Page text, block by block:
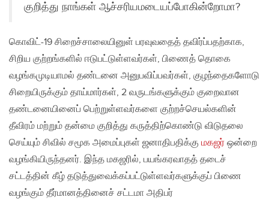
குறித்து நாங்கள் ஆச்சரியமடையப்போகின்றோமா?​
கொவிட்-19 சிறைச்சாலையினுள் பரவுவதைத் தவிர்ப்பதற்காக,
சிறிய குற்றங்களில் ஈடுபட்டுள்ளவர்கள், பிணைத் தொகை
வழங்கமுடியாமல் தண்டனை அனுபவிப்பவர்கள், குழந்தைகளோடு
சிறையிருக்கும் தாய்மார்கள், 2 வருடங்களுக்கும் குறைவான
தண்டனையினைப் பெற்றுள்ளவர்களை குற்றச்செயல்களின்
தீவிரம் மற்றும் தன்மை குறித்து கருத்திற்கொண்டு விடுதலை
செய்யும் சிவில் சமூக அமைப்புகள் ஜனாதிபதிக்கு மகஜர் ஒன்றை
வழங்கியிருந்தனர். இந்த மகஜரில், பயங்கரவாதத் தடைச்
சட்டத்தின் கீழ் தடுத்துவைக்கப்பட்டுள்ளவர்களுக்குப் பிணை
வழங்கும் தீர்மானத்தினைச் சட்டமா அதிபர்